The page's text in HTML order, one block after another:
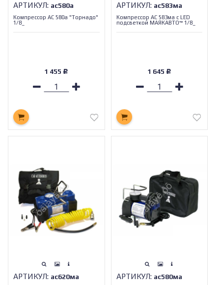
АРТИКУЛ: ас580а
Компрессор АС 580а "Торнадо"
1/8_
1 455 Р
АРТИКУЛ: ас583ма
Компрессор АС 583ма с LED
подсветкой МАЯКАВТО™ 1/8_
1 645 Р
АРТИКУЛ: ас620ма АРТИКУЛ: ас580ма